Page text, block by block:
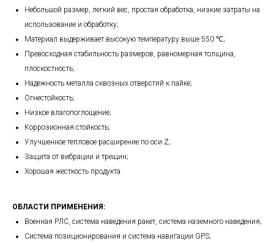
Небольшой размер, легкий вес, простая обработка, низкие затраты на
использование и обработку;
Материал выдерживает высокую температуру выше 550 ℃;
Превосходная стабильность размеров, равномерная толщина,
плоскостность;
Надежность металла сквозных отверстий к пайке;
Огнестойкость;
Низкое влагопоглощение;
Коррозионная стойкость;
Улучшенное тепловое расширение по оси Z;
Защита от вибрации и трещин;
Хорошая жесткость продукта.
ОБЛАСТИ ПРИМЕНЕНИЯ:
Военная РЛС, система наведения ракет, система наземного наведения;
Система позиционирования и система навигации GPS;